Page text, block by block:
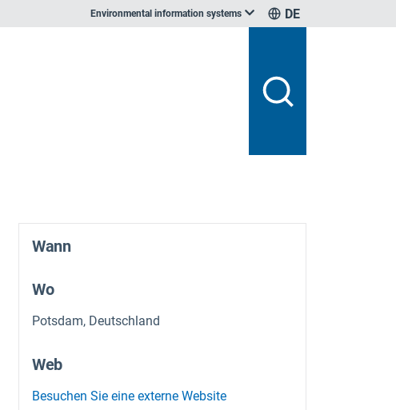
Environmental information systems DE
Wann
Wo
Potsdam, Deutschland
Web
Besuchen Sie eine externe Website